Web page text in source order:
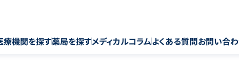
療機関を探す薬局を探すメディカルコラムよくある質問お問い合